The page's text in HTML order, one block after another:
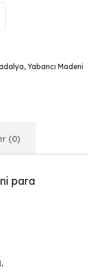
, Yabancı Madeni
(0)
para